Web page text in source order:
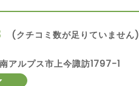
(クチコミ数が足りていません)
アルプス市上今諏訪1797-1